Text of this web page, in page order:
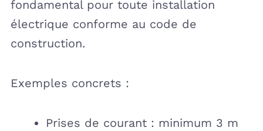
fondamental pour toute installation
électrique conforme au code de
construction.
Exemples concrets :
Prises de courant : minimum 3 m